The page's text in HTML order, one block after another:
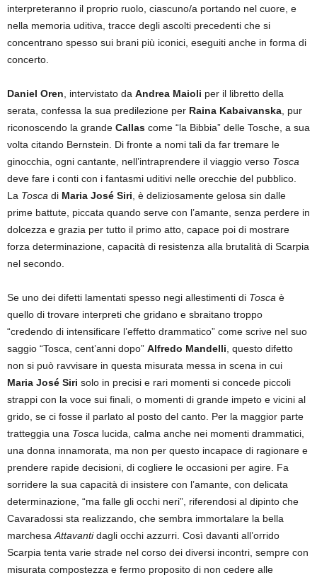
interpreteranno il proprio ruolo, ciascuno/a portando nel cuore, e
nella memoria uditiva, tracce degli ascolti precedenti che si
concentrano spesso sui brani più iconici, eseguiti anche in forma di
concerto.
Daniel Oren, intervistato da Andrea Maioli per il libretto della
serata, confessa la sua predilezione per Raina Kabaivanska, pur
riconoscendo la grande Callas come “la Bibbia” delle Tosche, a sua
volta citando Bernstein. Di fronte a nomi tali da far tremare le
ginocchia, ogni cantante, nell’intraprendere il viaggio verso Tosca
deve fare i conti con i fantasmi uditivi nelle orecchie del pubblico.
La Tosca di Maria José Siri, è deliziosamente gelosa sin dalle
prime battute, piccata quando serve con l’amante, senza perdere in
dolcezza e grazia per tutto il primo atto, capace poi di mostrare
forza determinazione, capacità di resistenza alla brutalità di Scarpia
nel secondo.
Se uno dei difetti lamentati spesso negi allestimenti di Tosca è
quello di trovare interpreti che gridano e sbraitano troppo
“credendo di intensificare l’effetto drammatico” come scrive nel suo
saggio “Tosca, cent’anni dopo” Alfredo Mandelli, questo difetto
non si può ravvisare in questa misurata messa in scena in cui
Maria José Siri solo in precisi e rari momenti si concede piccoli
strappi con la voce sui finali, o momenti di grande impeto e vicini al
grido, se ci fosse il parlato al posto del canto. Per la maggior parte
tratteggia una Tosca lucida, calma anche nei momenti drammatici,
una donna innamorata, ma non per questo incapace di ragionare e
prendere rapide decisioni, di cogliere le occasioni per agire. Fa
sorridere la sua capacità di insistere con l’amante, con delicata
determinazione, “ma falle gli occhi neri”, riferendosi al dipinto che
Cavaradossi sta realizzando, che sembra immortalare la bella
marchesaAttavantidagli occhi azzurri. Così davanti all’orrido
Scarpia tenta varie strade nel corso dei diversi incontri, sempre con
misurata compostezza e fermo proposito di non cedere alle